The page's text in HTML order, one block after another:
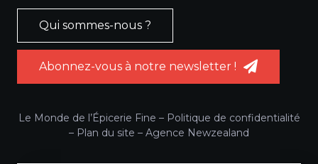
Qui sommes-nous ?
Abonnez-vous à notre newsletter !
Le Monde de l’Épicerie Fine – Politique de confidentialité
– Plan du site – Agence Newzealand